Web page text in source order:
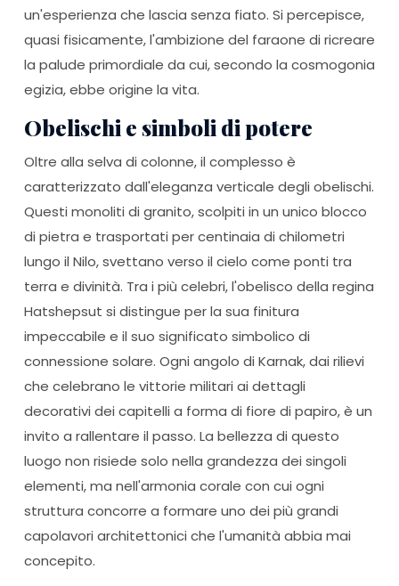
un'esperienza che lascia senza fiato. Si percepisce,
quasi fisicamente, l'ambizione del faraone di ricreare
la palude primordiale da cui, secondo la cosmogonia
egizia, ebbe origine la vita.
Obelischi e simboli di potere
Oltre alla selva di colonne, il complesso è
caratterizzato dall'eleganza verticale degli obelischi.
Questi monoliti di granito, scolpiti in un unico blocco
di pietra e trasportati per centinaia di chilometri
lungo il Nilo, svettano verso il cielo come ponti tra
terra e divinità. Tra i più celebri, l'obelisco della regina
Hatshepsut si distingue per la sua finitura
impeccabile e il suo significato simbolico di
connessione solare. Ogni angolo di Karnak, dai rilievi
che celebrano le vittorie militari ai dettagli
decorativi dei capitelli a forma di fiore di papiro, è un
invito a rallentare il passo. La bellezza di questo
luogo non risiede solo nella grandezza dei singoli
elementi, ma nell'armonia corale con cui ogni
struttura concorre a formare uno dei più grandi
capolavori architettonici che l'umanità abbia mai
concepito.